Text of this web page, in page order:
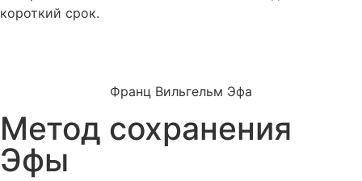
короткий срок.
Франц Вильгельм Эфа
Метод сохранения
Эфы